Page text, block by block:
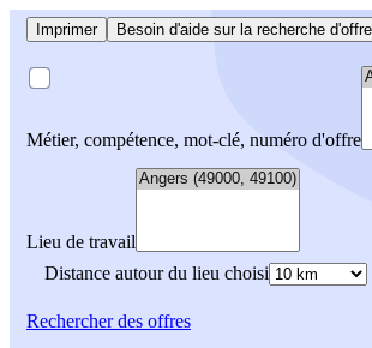
Imprimer Besoin d'aide sur la recherche
Métier, compétence, mot-clé, numéro d'offre
Lieu de travail
Distance autour du lieu choisi
Rechercherdes offres